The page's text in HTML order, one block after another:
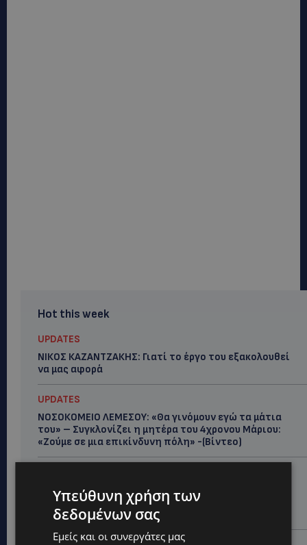
Hot this week
UPDATES
ΝΙΚΟΣ ΚΑΖΑΝΤΖΑΚΗΣ: Γιατί το έργο του εξακολουθεί
να μας αφορά
UPDATES
ΝΟΣΟΚΟΜΕΙΟ ΛΕΜΕΣΟΥ: «Θα γινόμουν εγώ τα μάτια
του» – Συγκλονίζει η μητέρα του 4χρονου Μάριου:
«Ζούμε σε μια επικίνδυνη πόλη» -(Βίντεο)
ΤΡΑΓΩΔΙΑ ΣΤΗΝ ΞΥΛΟΦΑΓΟΥ: Η δικαστική απόφαση
που κρατά τον πατέρα μακριά από την κηδεία των
παιδιών του
Υπεύθυνη χρήση των
δεδομένων σας
Εμείς και οι συνεργάτες μας